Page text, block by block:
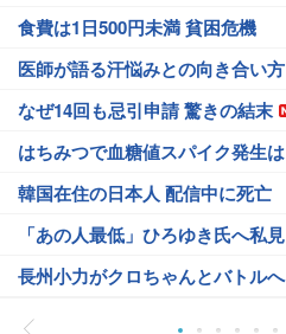
食費は1日500円未満 貧困危機
医師が語る汗悩みとの向き合い方
なぜ14回も忌引申請 驚きの結末
はちみつで血糖値スパイク発生は
韓国在住の日本人 配信中に死亡
「あの人最低」ひろゆき氏へ私見
長州小力がクロちゃんとバトルへ